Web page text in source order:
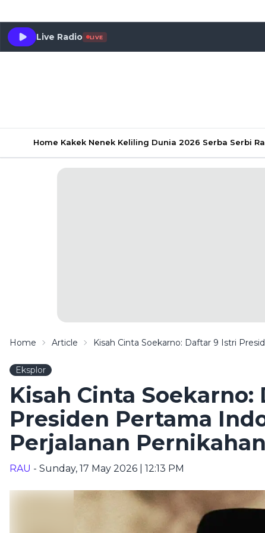
Live Radio LIVE
Home Kakek Nenek Keliling Dunia 2026 Serba Serbi
Home Article Kisah Cinta Soekarno: Daftar 9 Istri
Eksplor
Kisah Cinta
Presiden Pertama
Perjalanan
RAU - Sunday, 17 May 2026 | 12:13 PM